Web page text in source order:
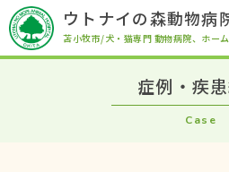
ウトナイの森動物病
苫小牧市/犬・猫専門 動物病院、ホー
症例・疾
Case